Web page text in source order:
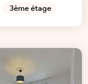
3ème étage